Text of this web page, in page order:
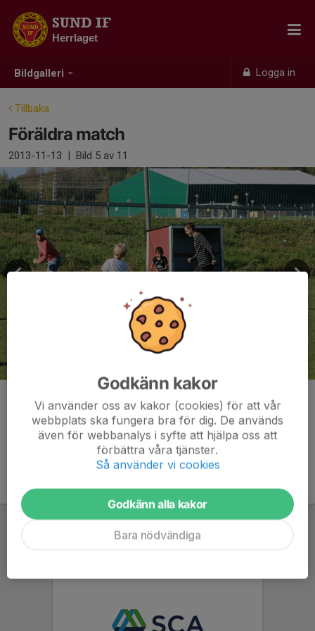
Bildgalleri Logga in
SUND IF
Herrlaget
Tillbaka
Föräldra match
2013-11-13 | Bild 5 av 11
Kommentarer
Godkänn kakor
Vi använder oss av kakor (cookies) för att vår
webbplats ska fungera bra för dig. De används
även för webbanalys i syfte att hjälpa oss att
förbättra våra tjänster.
Så använder vi cookies
Godkänn alla kakor
Bara nödvändiga